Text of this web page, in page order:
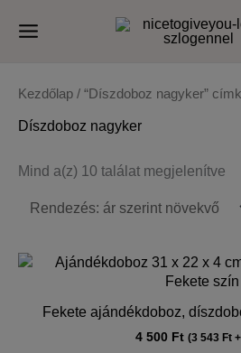
Kezdőlap / “Díszdoboz nagyker”
Díszdoboz nagyker
Mind a(z) 10 találat megjelenítve
Fekete ajándékdoboz,
4 500 Ft (3 543 Ft